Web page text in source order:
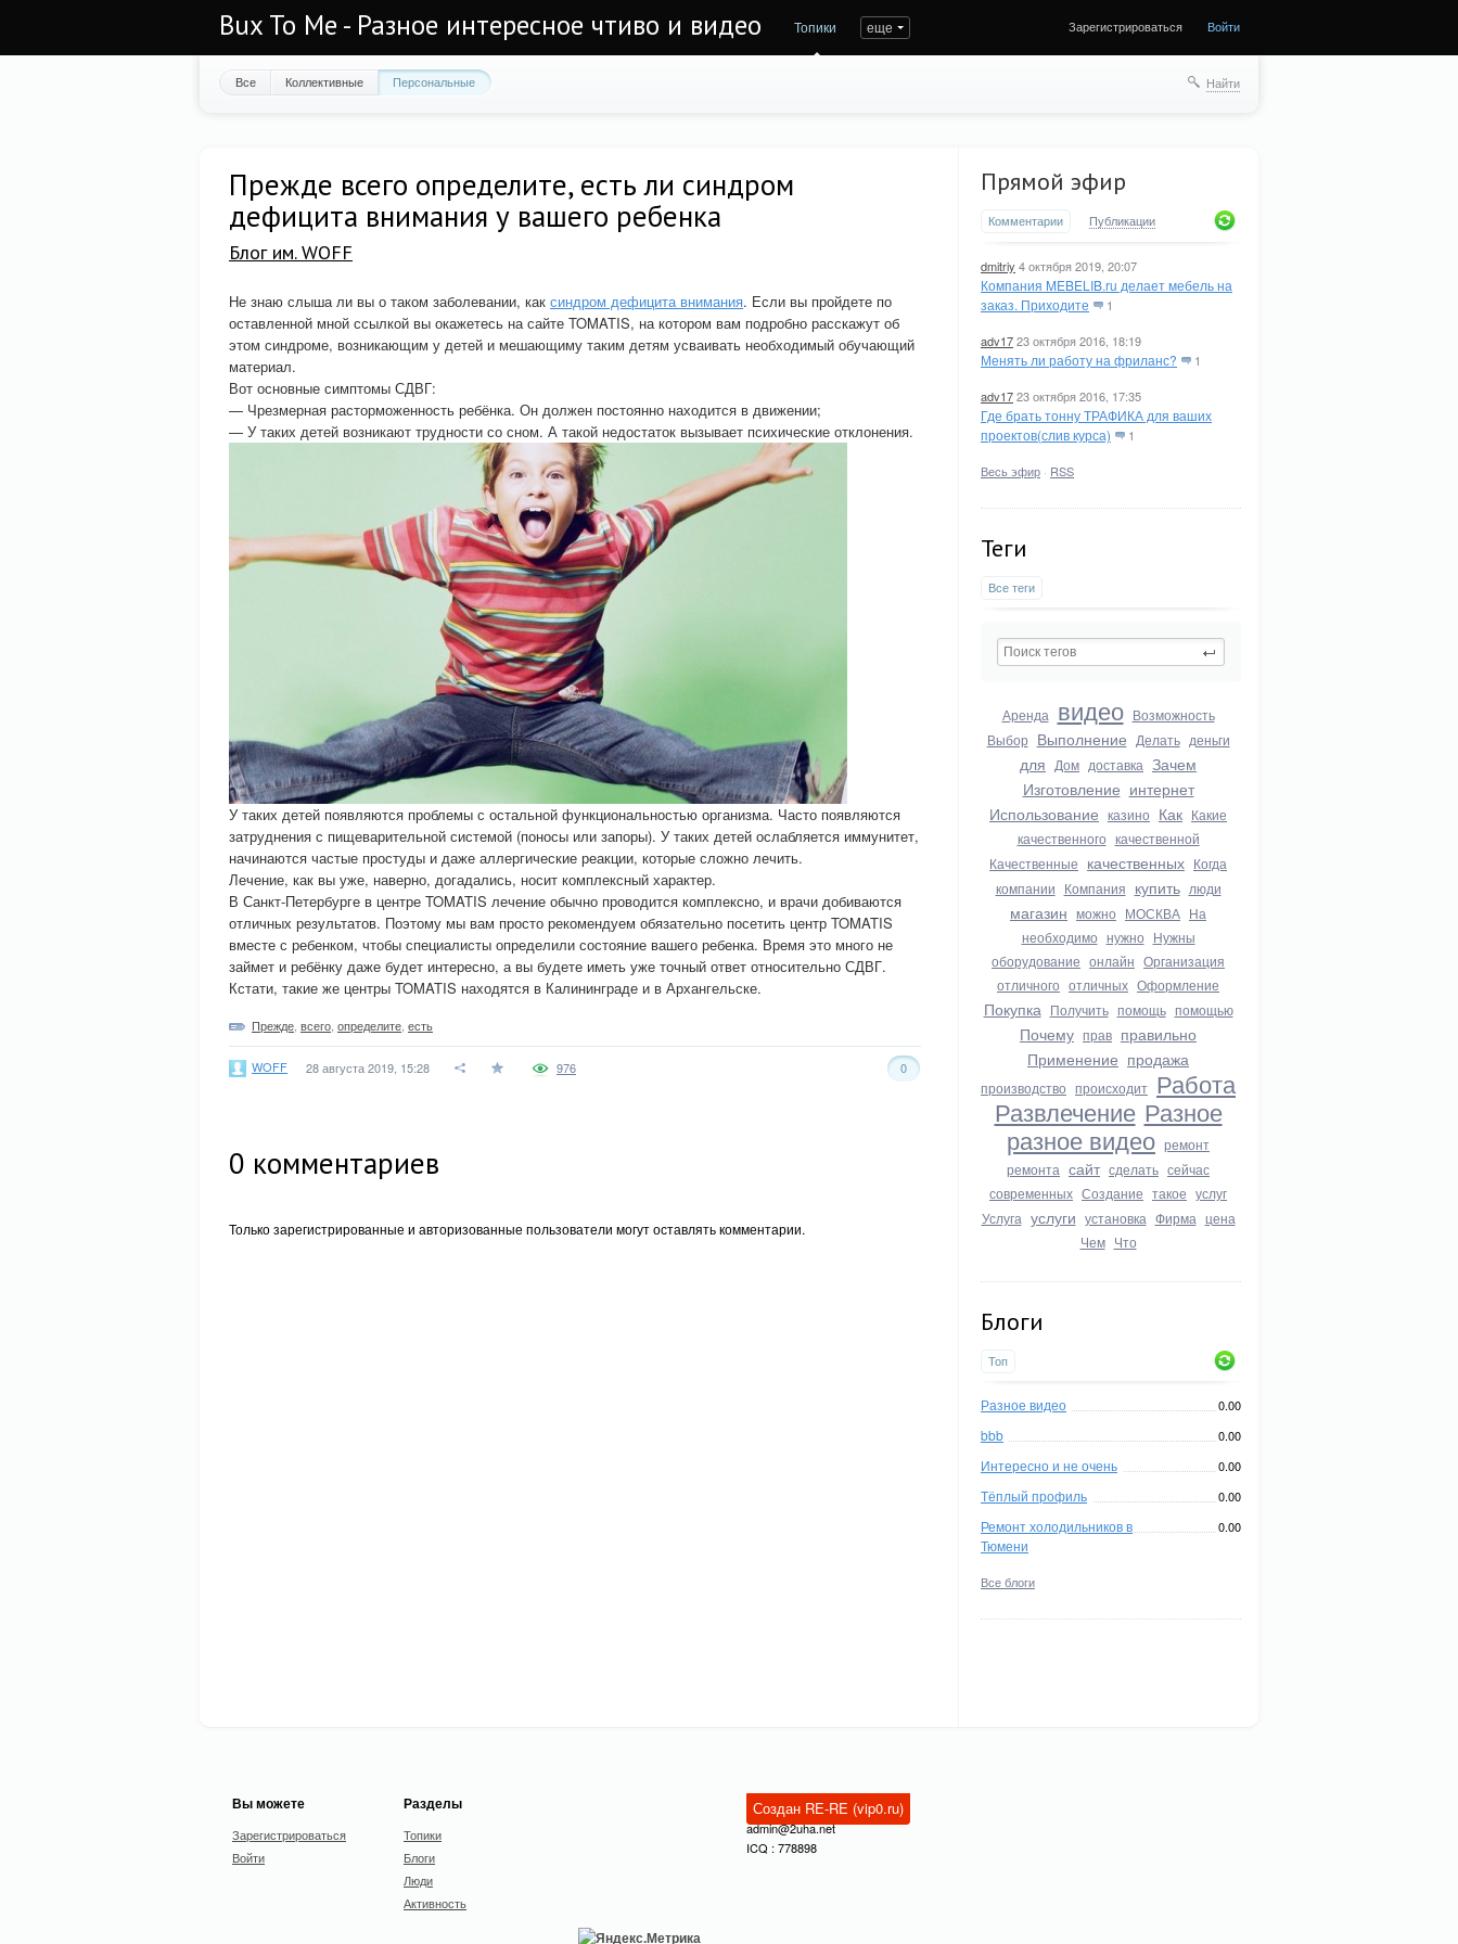
Bux To Me - Разное интересное чтиво и видео Топики еще Зарегистрироваться Войти
Все Коллективные Персональные Найти
Прямой эфир
Комментарии Публикации
dmitriy 4 октября 2019, 20:07
Компания MEBELIB.ru делает мебель на
заказ. Приходите
1
adv1723 октября 2016, 18:19
Менять ли работу на фриланс? 1
adv1723 октября 2016, 17:35
Где брать тонну ТРАФИКА для ваших
проектов(слив курса)
1
Весь эфир · RSS
Теги
Все теги
Аренда видео Возможность
Выбор Выполнение Делать деньги
для Дом доставка Зачем
Изготовление интернет
Использование казино Как Какие
качественного качественной
Качественные качественных Когда
компании Компания купить люди
магазин можно МОСКВА На
необходимо нужно Нужны
оборудование онлайн Организация
отличного отличных Оформление
Покупка Получить помощь помощью
Почему прав правильно
Применение продажа
производство происходит Работа
Развлечение Разное
разное видео ремонт
ремонта сайт сделать сейчас
современных Создание такое услуг
Услуга услуги установка Фирма цена
Чем Что
Блоги
Топ
Разное видео 0.00
bbb 0.00
Интересно и не очень 0.00
Тёплый профиль 0.00
Ремонт холодильников в
Тюмени
0.00
Все блоги
Прежде всего определите, есть ли синдром
дефицита внимания у вашего ребенка
Блог им. WOFF
Не знаю слыша ли вы о таком заболевании, как синдром дефицита внимания. Если вы пройдете по
оставленной мной ссылкой вы окажетесь на сайте TOMATIS, на котором вам подробно расскажут об
этом синдроме, возникающим у детей и мешающиму таким детям усваивать необходимый обучающий
материал.
Вот основные симптомы СДВГ:
— Чрезмерная расторможенность ребёнка. Он должен постоянно находится в движении;
— У таких детей возникают трудности со сном. А такой недостаток вызывает психические отклонения.
У таких детей появляются проблемы с остальной функциональностью организма. Часто появляются
затруднения с пищеварительной системой (поносы или запоры). У таких детей ослабляется иммунитет,
начинаются частые простуды и даже аллергические реакции, которые сложно лечить.
Лечение, как вы уже, наверно, догадались, носит комплексный характер.
В Санкт-Петербурге в центре TOMATIS лечение обычно проводится комплексно, и врачи добиваются
отличных результатов. Поэтому мы вам просто рекомендуем обязательно посетить центр TOMATIS
вместе с ребенком, чтобы специалисты определили состояние вашего ребенка. Время это много не
займет и ребёнку даже будет интересно, а вы будете иметь уже точный ответ относительно СДВГ.
Кстати, такие же центры TOMATIS находятся в Калининграде и в Архангельске.
Прежде всего определите есть
WOFF 28 августа 2019, 15:28 0
976
0 комментариев
Только зарегистрированные и авторизованные пользователи могут оставлять комментарии.
Вы можете
Зарегистрироваться
Войти
Разделы
Топики
Блоги
Люди
Активность
Создан RE-RE (vip0.ru)
admin@2uha.net
ICQ : 778898